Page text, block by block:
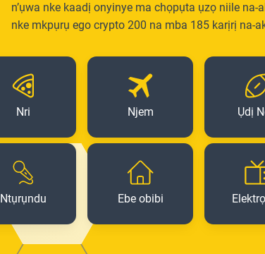
n’ụwa nke kaadị onyinye ma chọpụta ụzọ niile
nke mkpụrụ ego crypto 200 na mba 185 karịrị na-
Nri Njem Ụdị
Ntụrụndu Ebe obibi